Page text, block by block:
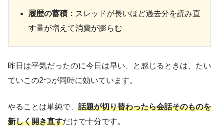
履歴の蓄積： スレッドが長いほど過去分を読み直
す量が増えて消費が膨らむ
昨日は平気だったのに今日は早い、と感じるときは、たい
ていこの2つが同時に効いています。
やることは単純で、 話題が切り替わったら会話そのものを
新しく開き直すだけで十分です。